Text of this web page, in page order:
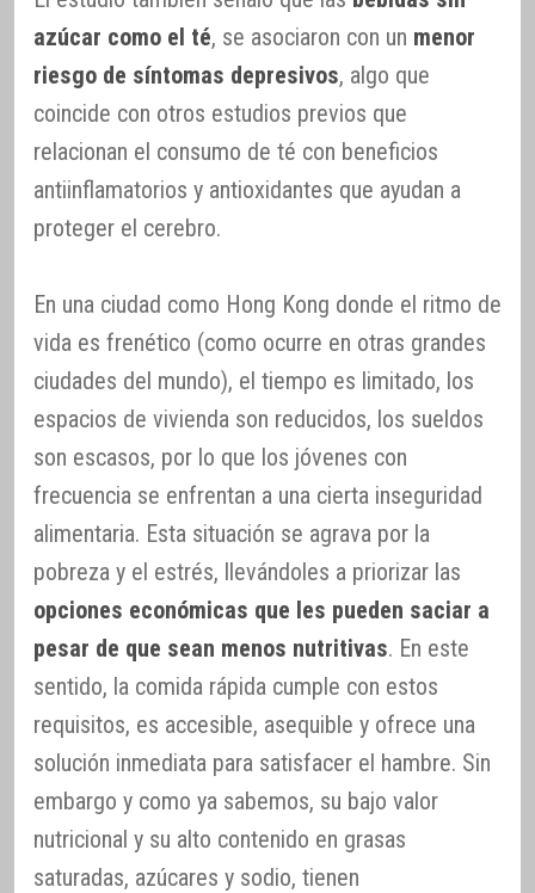
azúcar como el té, se asociaron con un menor
riesgo de síntomas depresivos, algo que
coincide con otros estudios previos que
relacionan el consumo de té con beneficios
antiinflamatorios y antioxidantes que ayudan a
proteger el cerebro.
En una ciudad como Hong Kong donde el ritmo de
vida es frenético (como ocurre en otras grandes
ciudades del mundo), el tiempo es limitado, los
espacios de vivienda son reducidos, los sueldos
son escasos, por lo que los jóvenes con
frecuencia se enfrentan a una cierta inseguridad
alimentaria. Esta situación se agrava por la
pobreza y el estrés, llevándoles a priorizar las
opciones económicas que les pueden saciar a
pesar de que sean menos nutritivas. En este
sentido, la comida rápida cumple con estos
requisitos, es accesible, asequible y ofrece una
solución inmediata para satisfacer el hambre. Sin
embargo y como ya sabemos, su bajo valor
nutricional y su alto contenido en grasas
saturadas, azúcares y sodio, tienen